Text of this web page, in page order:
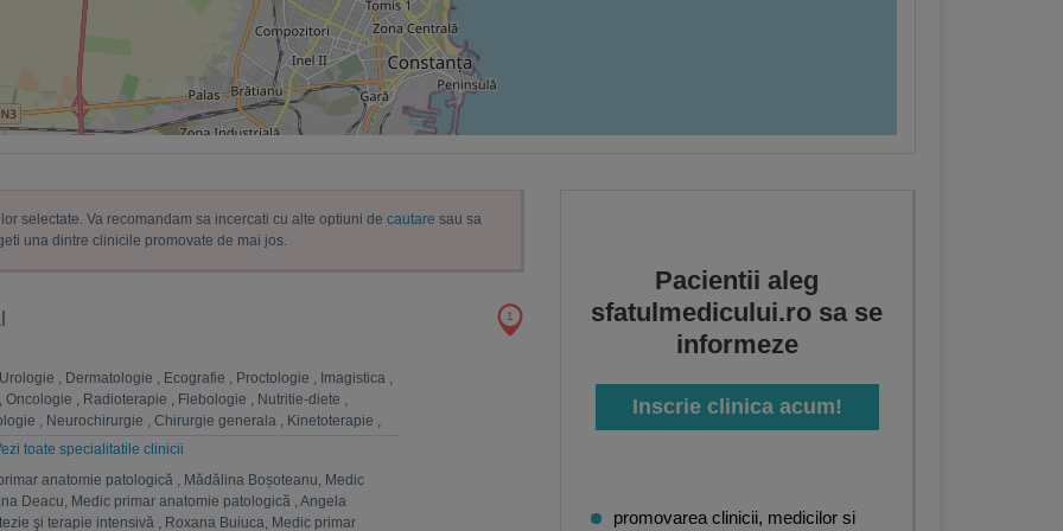
selectate. Va recomandam sa incercati cu alte optiuni de cautare sau sa
una dintre clinicile promovate de mai jos.
Urologie , Dermatologie , Ecografie , Proctologie , Imagistica ,
Oncologie , Radioterapie , Flebologie , Nutritie-diete ,
, Neurochirurgie , Chirurgie generala , Kinetoterapie ,
, Chirurgie vasculara,Analize Medicale
patologica,Pneumologie,Homeopatie,Cardiologie
,Ginecologie,Anestezie si terapie intensiva,
nutritie, boli metabolice ,ORL,Ingrijiri paliative ,Radiologie
toate specialitatile clinicii
anatomie patologică , Mădălina Boșoteanu, Medic
Deacu, Medic primar anatomie patologică , Angela
şi terapie intensivă , Roxana Buiuca, Medic primar
1
Pacientii aleg
sfatulmedicului.ro sa se
informeze
Inscrie clinica acum!
promovarea clinicii, medicilor si